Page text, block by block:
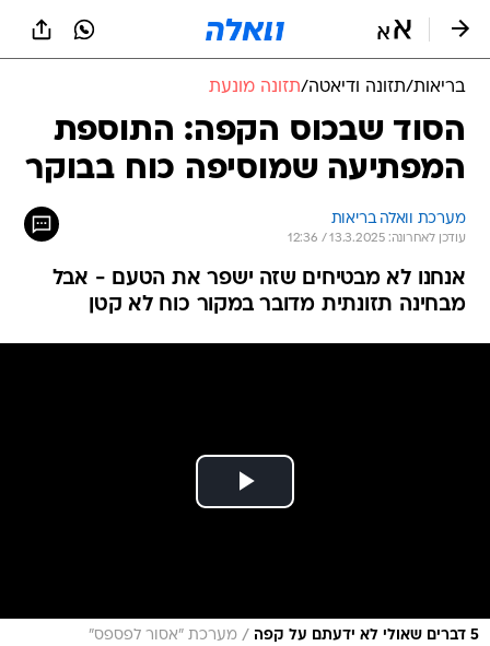
בריאות/תזונה ודיאטה/תזונה מונעת
הסוד שבכוס הקפה: התוספת
המפתיעה שמוסיפה כוח בבוקר
מערכת וואלה בריאות
עודכן לאחרונה: 13.3.2025 / 12:36
אנחנו לא מבטיחים שזה ישפר את הטעם - אבל
מבחינה תזונתית מדובר במקור כוח לא קטן
5 דברים שאולי לא ידעתם על קפה / מערכת "אסור לפספס"